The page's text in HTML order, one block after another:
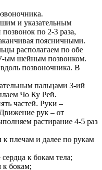
и указательным
по 2-3 раза,
поясничными.
располагаем по обе
ым шейным позвонком.
позвоночника. В
пальцами 3-ий
Чо Ку Рей.
частей. Руки –
рук – от
растирание 4-5 раз
плечам и далее по рукам
к бокам тела;
к бокам;